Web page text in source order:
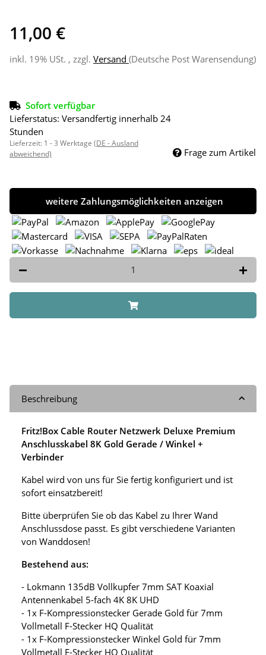
11,00 €
inkl. 19% USt. , zzgl. Versand (Deutsche Post Warensendung)
Sofort verfügbar
Lieferstatus: Versandfertig innerhalb 24
Stunden
Lieferzeit: 1 - 3 Werktage (DE - Ausland
abweichend)
Frage zum Artikel
weitere Zahlungsmöglichkeiten anzeigen
Beschreibung
Fritz!Box Cable Router Netzwerk Deluxe Premium
Anschlusskabel 8K Gold Gerade / Winkel +
Verbinder
Kabel wird von uns für Sie fertig konfiguriert und ist
sofort einsatzbereit!
Bitte überprüfen Sie ob das Kabel zu Ihrer Wand
Anschlussdose passt. Es gibt verschiedene Varianten
von Wanddosen!
Bestehend aus:
- Lokmann 135dB Vollkupfer 7mm SAT Koaxial
Antennenkabel 5-fach 4K 8K UHD
- 1x F-Kompressionstecker Gerade Gold für 7mm
Vollmetall F-Stecker HQ Qualität
- 1x F-Kompressionstecker Winkel Gold für 7mm
Vollmetall F-Stecker HQ Qualität